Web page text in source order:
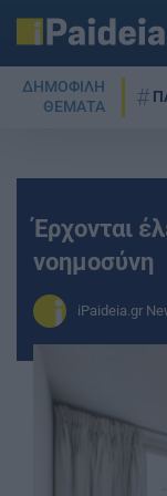
ΔΗΜΟΦΙΛΗ
ΘΕΜΑΤΑ
Έρχονται
νοημοσύνη
iPaideia.gr